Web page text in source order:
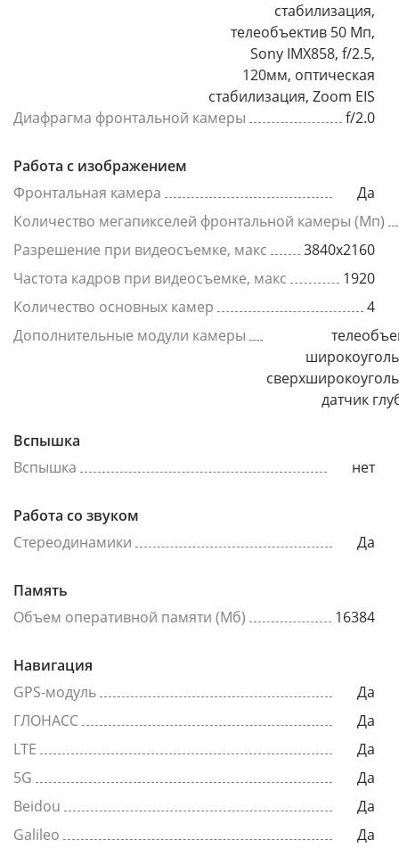
стабилизация,
телеобъектив 50 Мп,
Sony IMX858, f/2.5,
120мм, оптическая
стабилизация, Zoom EIS
Диафрагма фронтальной камеры
f/2.0
Работа с изображением
Фронтальная камера
Да
Количество мегапикселей фронтальной камеры (Мп)
Разрешение при видеосъемке, макс
3840x2160
Частота кадров при видеосъемке, макс
1920
Количество основных камер
4
Дополнительные модули камеры
датчик
Вспышка
Вспышка
нет
Работа со звуком
Стереодинамики
Да
Память
Объем оперативной памяти (Мб)
16384
Навигация
GPS-модуль
Да
ГЛОНАСС
Да
LTE
Да
5G
Да
Beidou
Да
Galileo
Да